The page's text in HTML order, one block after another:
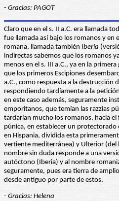
- Gracias: PAGOT
Claro que en el s. II a.C. era llamada
fue llamada así bajo los romanos y en
romana, llamada también Iberia
indirectas sabemos que los romanos
menos en el s. III a.C., ya en la
que los primeros Escipiones
a.C., como respuesta a la destrucción
respondiendo tardíamente a la
en este caso además, seguramente
emporitanos, que temían las razzias
tardarían mucho los romanos, hacia el
púnica, en establecer un
en Hispania, dividida esta
vertiente mediterránea) y Ulterior (del
nombre sin duda responde a una
autóctono (Iberia) y al nombre
seguramente, pues era tierra de
desde antiguo por parte de estos.
- Gracias: Helena